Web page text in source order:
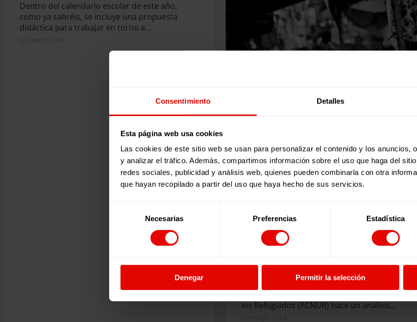
Consentimiento Detalles
Esta página web usa cookies
Las cookies de este sitio web se usan para personalizar el contenido y los anuncios,
y analizar el tráfico. Además, compartimos información sobre el uso que haga del
redes sociales, publicidad y análisis web, quienes pueden combinarla con otra
que hayan recopilado a partir del uso que haya hecho de sus servicios.
consentimiento
Necesarias Preferencias Estadística
Denegar Permitir la selección
Dentro del calendario escolar de este año,
como ya sabréis, se incluye una propuesta
didáctica para trabajar en torno a…
Estudios Migración y refugio
COSTE HUMANO DE LA GUERRA.
En su informe «Tendencias Globales 2013» el
los Refugiados (ACNUR) hace un análisis…